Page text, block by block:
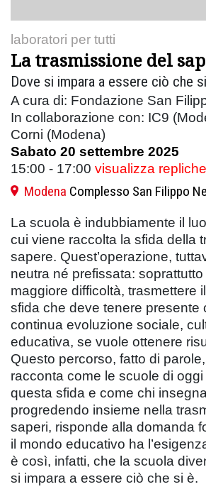
laboratori per tutti
La trasmissione del
Dove si impara a essere ciò che
A cura di: Fondazione San
In collaborazione con: IC9
Corni (Modena)
Sabato 20 settembre 2025
15:00 - 17:00 visualizza repliche
Modena Complesso San Filippo
La scuola è indubbiamente il
cui viene raccolta la sfida della
sapere. Quest’operazione,
neutra né prefissata:
maggiore difficoltà, trasmettere
sfida che deve tenere presente
continua evoluzione sociale,
educativa, se vuole ottenere
Questo percorso, fatto di
racconta come le scuole di
questa sfida e come chi
progredendo insieme nella
saperi, risponde alla domanda
il mondo educativo ha
è così, infatti, che la scuola
si impara a essere ciò che si è.